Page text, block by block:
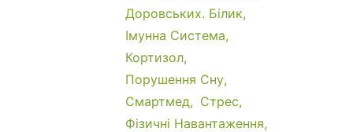
Доровських. Білик
Імунна Система
Кортизол
Порушення Сну
Смартмед
Стрес
Фізичні Навантаження